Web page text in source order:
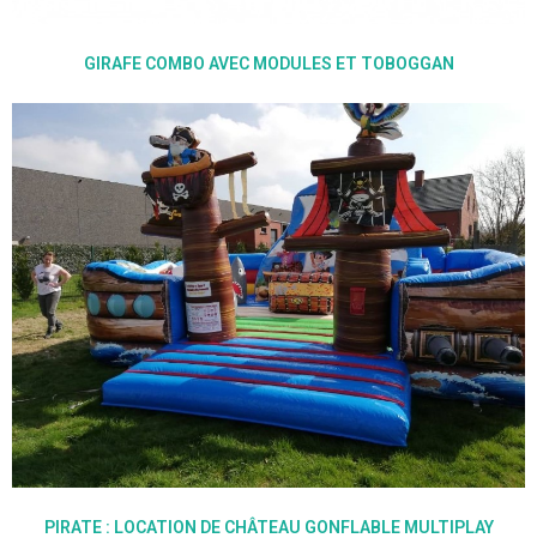
GIRAFE COMBO AVEC MODULES ET TOBOGGAN
PIRATE : LOCATION DE CHÂTEAU GONFLABLE MULTIPLAY